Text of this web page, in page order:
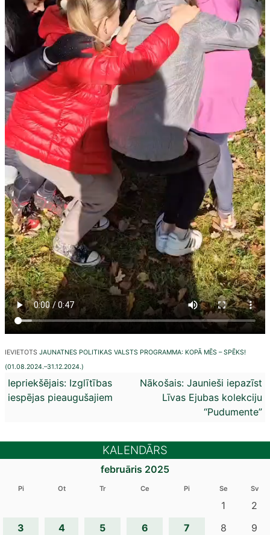
IEVIETOTS JAUNATNES POLITIKAS VALSTS PROGRAMMA: KOPĀ MĒS – SPĒKS!
(01.08.2024.–31.12.2024.)
Ziņu
izvēlne
Iepriekšējais: Izglītības
iespējas pieaugušajiem
Nākošais: Jaunieši iepazīst
Līvas Ejubas kolekciju
“Pudumente”
KALENDĀRS
februāris 2025
Pi Ot Tr Ce Pi Se Sv
1
2
3
4 5 6 7 8 9